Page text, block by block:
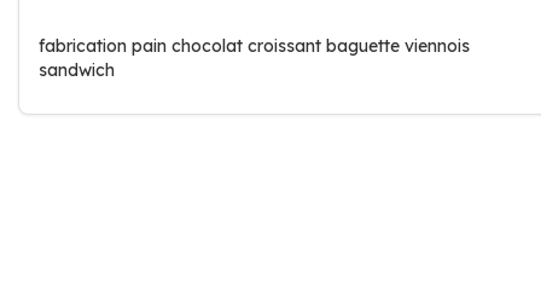
fabrication pain chocolat croissant baguette viennois
sandwich